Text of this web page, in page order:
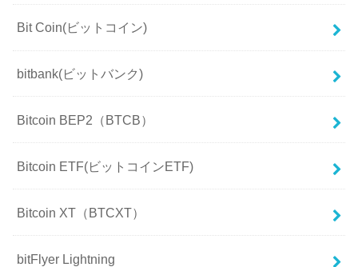
Bit Coin(ビットコイン)
bitbank(ビットバンク)
Bitcoin BEP2（BTCB）
Bitcoin ETF(ビットコインETF)
Bitcoin XT（BTCXT）
bitFlyer Lightning